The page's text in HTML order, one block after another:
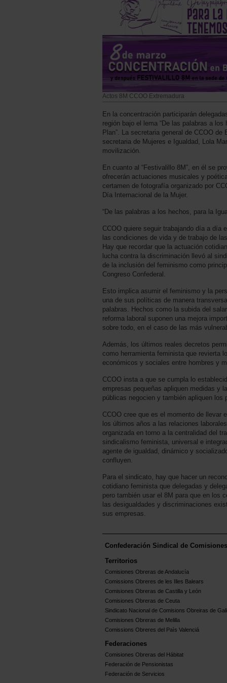
Actos 8M CCOO Extremadura
En la concentración participarán
región bajo el lema “De las palabras a
Plan”. La secretaria general de CCOO
secretaria de Mujeres e Igualdad, Lola
movilización.
En cuanto al “Festivalillo 8M”, en él se
ofrecerán actuaciones musicales y
certamen de fotografía organizado por
Día Internacional de la Mujer.
“De las palabras a los hechos, para la
CCOO quiere seguir trabajando día a día
las condiciones de vida y de trabajo de
Hay que recordar que la actuación
lucha contra la discriminación llevó al
de la inclusión del feminismo como
Congreso Confederal.
Esto implica asumir el feminismo y la
una de sus políticas de manera
palabras. Hechos como la subida del
reforma laboral suponen una mejora
sobre todo, en el caso de las más
Además, los últimos reales decretos
como herramienta feminista que revierta
económicos y sociales entre hombres y
CCOO insta a que se cumpla lo
empresas pequeñas apliquen medidas y
públicas negocien y también apliquen los
CCOO cree que es el momento de llevar
los últimos años a las relaciones
organizada en torno a la centralidad del
sindicalismo feminista, universal e
agente de igualdad, dinámico y
confluyen.
Para el sindicato, hay que hacer un
cotidiano feminista que delegadas y
pero también usar el 8M para que en los
las desigualdades y discriminaciones
sus empresas.
Confederación Sindical de
Territorios
Comisiones Obreras de Andalucía
Comissions Obreres de les Illes Balears
Comisiones Obreras de Castilla y León
Comisiones Obreras de Ceuta
Sindicato Nacional de Comisions Obreiras de
Comisiones Obreras de Melilla
Comissions Obreres del Paìs Valenciá
Federaciones
Comisiones Obreras del Hábitat
Federación de Pensionistas
Federación de Servicios